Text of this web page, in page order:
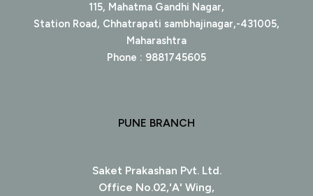
115, Mahatma Gandhi Nagar,
Station Road, Chhatrapati sambhajinagar,-431005,
Maharashtra
Phone : 9881745605
PUNE BRANCH
Saket Prakashan Pvt. Ltd.
Office No.02,'A' Wing,